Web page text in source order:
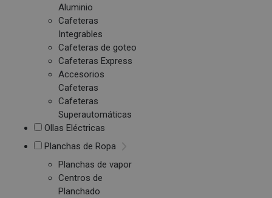
Aluminio
Cafeteras
Integrables
Cafeteras de goteo
Cafeteras Express
Accesorios
Cafeteras
Cafeteras
Superautomáticas
Ollas Eléctricas
Planchas de Ropa
Planchas de vapor
Centros de
Planchado